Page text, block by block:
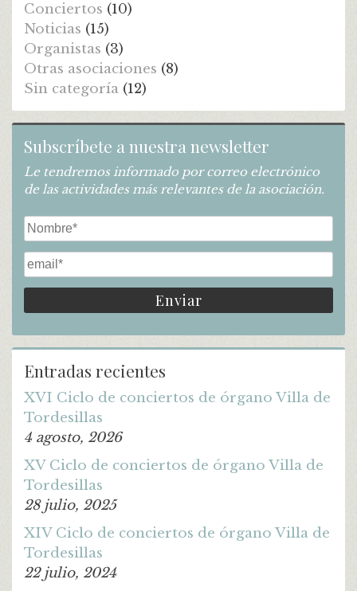
Conciertos (10)
Noticias (15)
Organistas (3)
Otras asociaciones (8)
Sin categoría (12)
Subscríbete a nuestra newsletter
Le tendremos informado por correo electrónico
de las actividades más relevantes de la asociación.
Entradas recientes
XVI Ciclo de conciertos de órgano Villa de
Tordesillas
4 agosto, 2026
XV Ciclo de conciertos de órgano Villa de
Tordesillas
28 julio, 2025
XIV Ciclo de conciertos de órgano Villa de
Tordesillas
22 julio, 2024